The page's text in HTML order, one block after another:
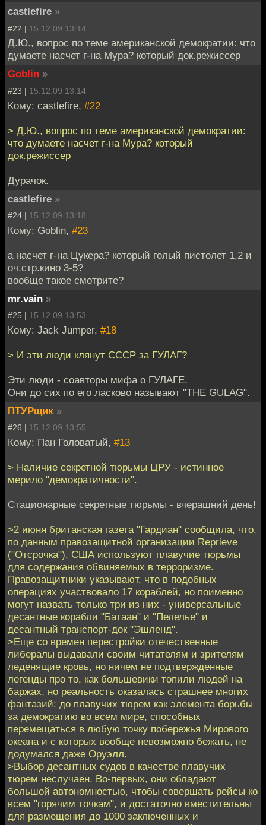
castlefire »
#22 | 15.12.09 13:14
Д.Ю., вопрос по теме американской демократии: что
думаете насчет г-на Мура? который док.режиссер
Goblin »
#23 | 15.12.09 13:14
Кому: castlefire, #22
> Д.Ю., вопрос по теме американской демократии:
что думаете насчет г-на Мура? который
док.режиссер
Дурачок.
castlefire »
#24 | 15.12.09 13:18
Кому: Goblin, #23
а насчет г-на Цукера? который голый пистолет 1,2 и
оч.стр.кино 3-5?
вообще такое смотрите?
mr.vain »
#25 | 15.12.09 13:53
Кому: Jack Jumper, #18
> И эти люди клянут СССР за ГУЛАГ?
Эти люди - соавторы мифа о ГУЛАГЕ.
Они до сих по его ласково называют "THE GULAG".
ПТУРщик »
#26 | 15.12.09 13:55
Кому: Пан Головатый, #13
> Наличие секретной тюрьмы ЦРУ - истинное
мерило "демократичности".
Стационарные секретные тюрьмы - вчерашний день!
>2 июня британская газета "Гардиан" сообщила, что,
по данным правозащитной организации Reprieve
("Отсрочка"), США используют плавучие тюрьмы
для содержания обвиняемых в терроризме.
Правозащитники указывают, что в подобных
операциях участвовало 17 кораблей, но поименно
могут назвать только три из них - универсальные
десантные корабли "Батаан" и "Пелелье" и
десантный транспорт-док "Эшленд".
>Еще со времен перестройки отечественные
либералы выдавали своим читателям и зрителям
леденящие кровь, но ничем не подтвержденные
легенды про то, как большевики топили людей на
баржах, но реальность оказалась страшнее многих
фантазий: до плавучих тюрем как элемента борьбы
за демократию во всем мире, способных
перемещаться в любую точку побережья Мирового
океана и с которых вообще невозможно бежать, не
додумался даже Оруэлл.
>Выбор десантных судов в качестве плавучих
тюрем неслучаен. Во-первых, они обладают
большой автономностью, чтобы совершать рейсы ко
всем "горячим точкам", и достаточно вместительны
для размещения до 1000 заключенных и